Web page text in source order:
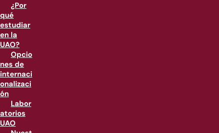
¿Por
qué
estudiar
en la
UAO?
Opcio
nes de
internaci
onalizaci
ón
Labor
atorios
UAO